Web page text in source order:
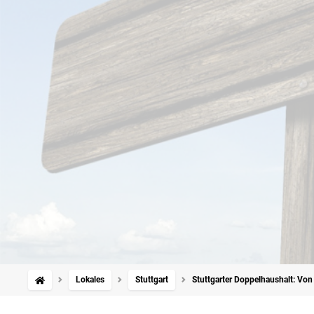
Lokales Stuttgart Stuttgarter Doppelhaushalt: